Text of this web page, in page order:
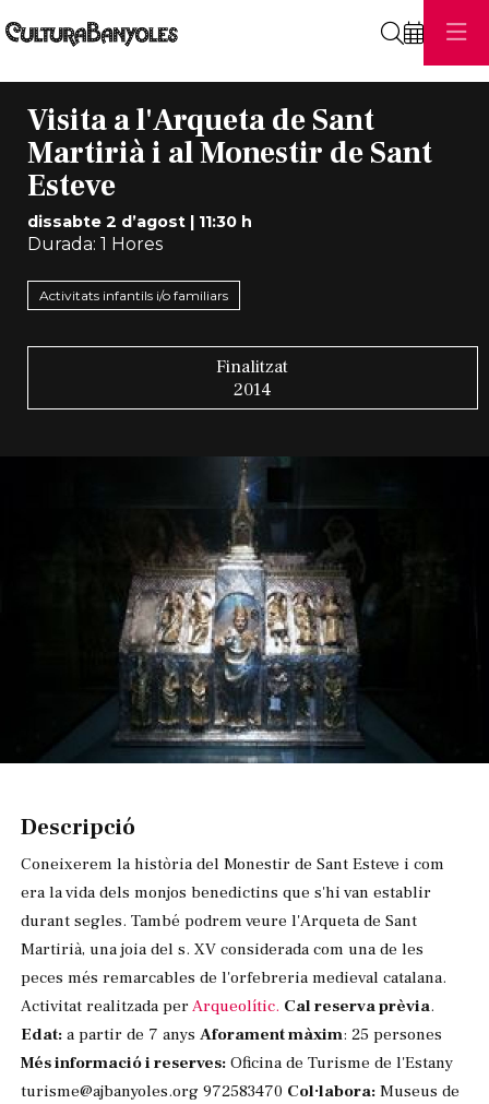
Visita a l'Arqueta de Sant
Martirià i al Monestir de Sant
Esteve
dissabte 2 d’agost| 11:30 h
Durada: 1 Hores
Activitats infantils i/o familiars
Finalitzat
2014
Descripció
Coneixerem la història del Monestir de Sant Esteve i com
era la vida dels monjos benedictins que s'hi van establir
durant segles. També podrem veure l'Arqueta de Sant
Martirià, una joia del s. XV considerada com una de les
peces més remarcables de l'orfebreria medieval catalana.
Activitat realitzada per Arqueolític. Cal reserva prèvia.
Edat: a partir de 7 anys Aforament màxim: 25 persones
Més informació i reserves: Oficina de Turisme de l'Estany
turisme@ajbanyoles.org 972583470 Col·labora: Museus de